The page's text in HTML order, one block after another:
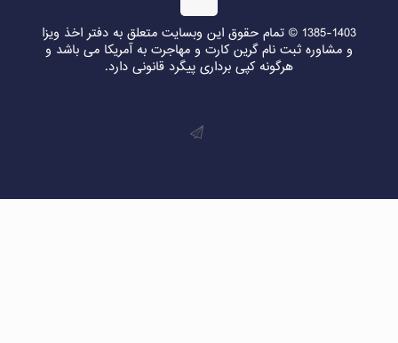
1385-1403 © تمام حقوق این وبسایت متعلق به دفتر اخذ ویزا
و مشاوره ثبت نام گرین کارت و مهاجرت به آمریکا می باشد و
هرگونه کپی برداری پیگرد قانونی دارد.